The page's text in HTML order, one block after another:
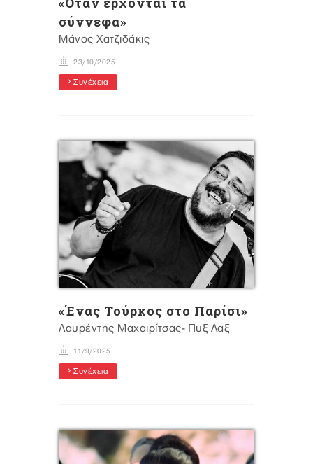
σύννεφα»
Μάνος Χατζιδάκις
23/10/2025
Συνέχεια
«Ένας Τούρκος στο Παρίσι»
Λαυρέντης Μαχαιρίτσας- Πυξ Λαξ
11/9/2025
Συνέχεια